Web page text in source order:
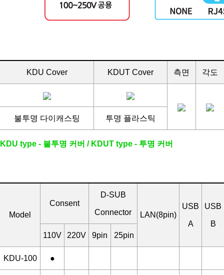
KDU Cover KDUT Cover 측면 각도
불투명 다이캐스팅 투명 플라스틱
KDU type - 불투명 커버 / KDUT type - 투명 커버
Model
Consent
D-SUB
Connector LAN(8pin)
USB
A
USB
B
110V
220V 9pin 25pin
KDU-100 ●